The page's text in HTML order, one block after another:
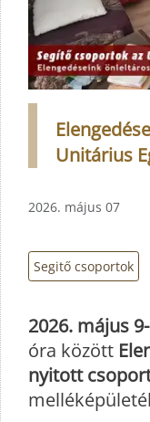
Unitárius
2026. május 07
Segitő csoportok
2026. május
óra között
nyitott